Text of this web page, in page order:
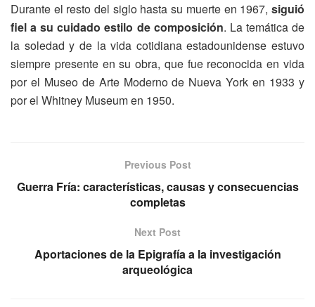
Durante el resto del siglo hasta su muerte en 1967, siguió
fiel a su cuidado estilo de composición. La temática de
la soledad y de la vida cotidiana estadounidense estuvo
siempre presente en su obra, que fue reconocida en vida
por el Museo de Arte Moderno de Nueva York en 1933 y
por el Whitney Museum en 1950.
Previous Post
Guerra Fría: características, causas y consecuencias
completas
Next Post
Aportaciones de la Epigrafía a la investigación
arqueológica